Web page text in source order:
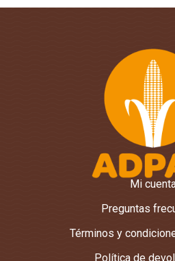
Mi
Preguntas
Términos y
Política de